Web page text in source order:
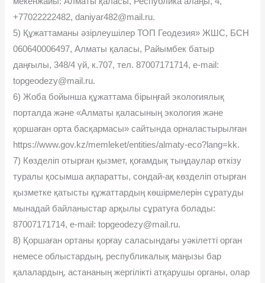
+77022222482, daniyar482@mail.ru.
5) Құжаттаманы әзірлеушілер ТОП Геодезия» ЖШС, БСН
060640006497, Алматы қаласы, Райымбек батыр
даңғылы, 348/4 үй, к.707, тел. 87007171714, e-mail:
topgeodezy@mail.ru.
6) Жоба бойынша құжаттама бірыңғай экологиялық
порталда және «Алматы қаласының экология және
қоршаған орта басқармасы» сайтында орналастырылған
https://www.gov.kz/memleket/entities/almaty-eco?lang=kk.
7) Көзделіп отырған қызмет, қоғамдық тыңдаулар өткізу
туралы қосымша ақпаратты, сондай-ақ көзделіп отырған
қызметке қатысты құжаттардың көшірмелерін сұратуды
мынадай байланыстар арқылы сұратуға болады:
87007171714, e-mail: topgeodezy@mail.ru.
8) Қоршаған ортаны қорғау саласындағы уәкілетті орган
немесе облыстардың, республикалық маңызы бар
қалалардың, астананың жергілікті атқарушы органы, олар